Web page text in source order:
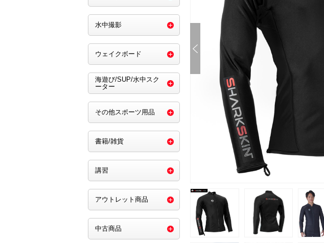
水中撮影
ウェイクボード
海遊び/SUP/水中スク
ーター
その他スポーツ用品
書籍/雑貨
講習
アウトレット商品
中古商品